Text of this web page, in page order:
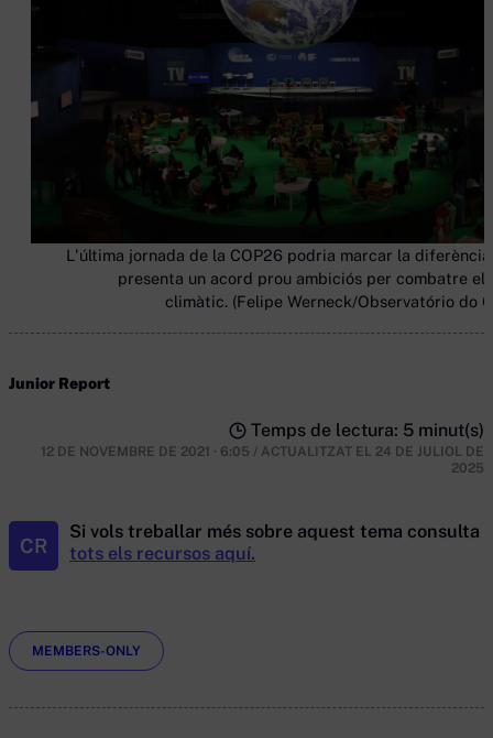
L'última jornada de la COP26 podria marcar la diferència
presenta un acord prou ambiciós per combatre el
climàtic. (Felipe Werneck/Observatório do
Junior Report
Temps de lectura: 5 minut(s)
12 DE NOVEMBRE DE 2021 · 6:05 / ACTUALITZAT EL 24 DE JULIOL DE
2025
CR
Si vols treballar més sobre aquest tema consulta
tots els recursos aquí.
Etiquetes
MEMBERS-ONLY